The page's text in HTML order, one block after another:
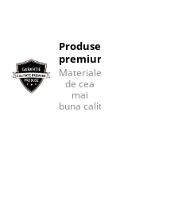
Produse
premium.
Materiale
de cea
mai
buna calitate.